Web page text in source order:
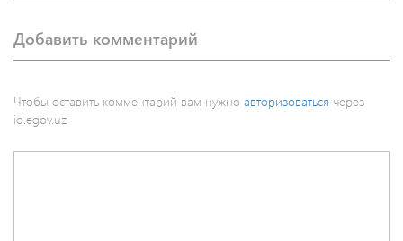
Добавить комментарий
Чтобы оставить комментарий вам нужно авторизоваться через
id.egov.uz